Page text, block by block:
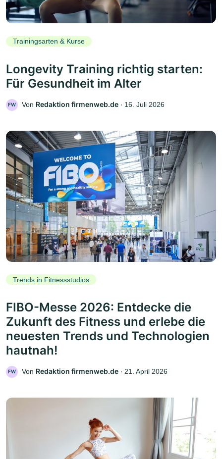
Trainingsarten & Kurse
Longevity Training richtig starten:
Für Gesundheit im Alter
FW Von Redaktion firmenweb.de ‧ 16. Juli 2026
Trends in Fitnessstudios
FIBO-Messe 2026: Entdecke die
Zukunft des Fitness und erlebe die
neuesten Trends und Technologien
hautnah!
FW Von Redaktion firmenweb.de ‧ 21. April 2026